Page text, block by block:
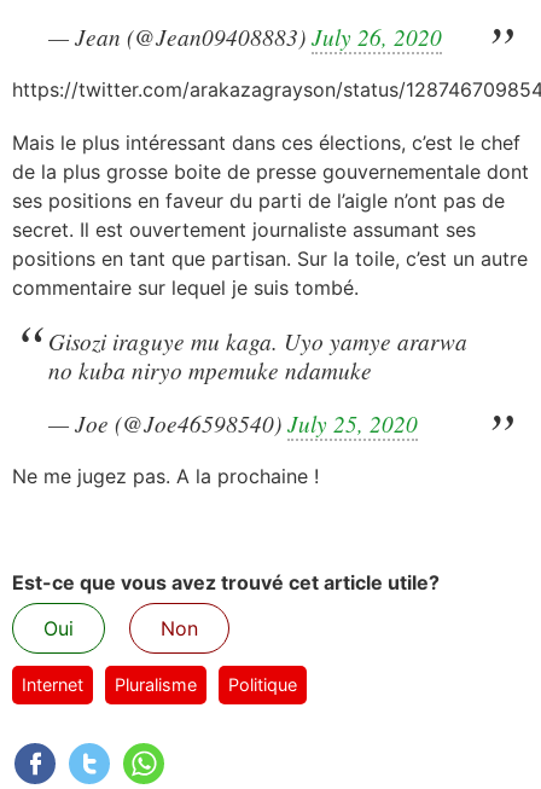
— Jean (@Jean09408883)July 26, 2020
https://twitter.com/arakazagrayson/status/
Mais le plus intéressant dans ces élections, c’est le chef
de la plus grosse boite de presse gouvernementale dont
ses positions en faveur du parti de l’aigle n’ont pas de
secret. Il est ouvertement journaliste assumant ses
positions en tant que partisan. Sur la toile, c’est un autre
commentaire sur lequel je suis tombé.
Gisozi iraguye mu kaga. Uyo yamye ararwa
no kuba niryo mpemuke ndamuke
— Joe (@Joe46598540)July 25, 2020
Ne me jugez pas. A la prochaine !
Est-ce que vous avez trouvé cet article utile?
Oui
Non
Internet Pluralisme Politique